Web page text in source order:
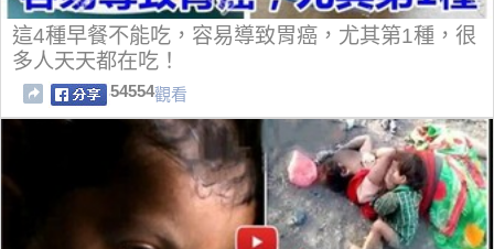
這4種早餐不能吃，容易導致胃癌，尤其第1種，很
多人天天都在吃！
54554觀看